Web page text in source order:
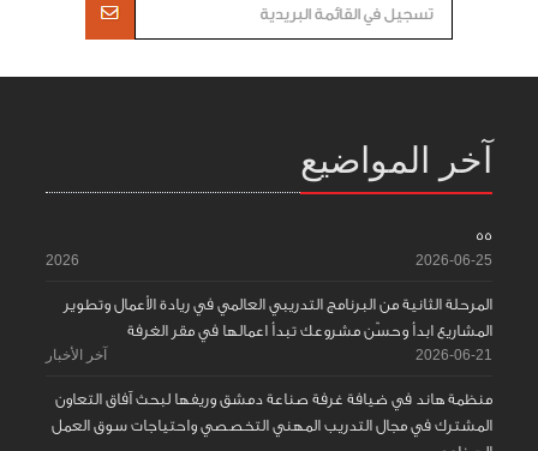
آخر المواضيع
55
2026-06-25
2026
المرحلة الثانية من البرنامج التدريبي العالمي في ريادة الأعمال وتطوير
المشاريع ابدأ وحسّن مشروعك تبدأ اعمالها في مقر الغرفة
2026-06-21 آخر الأخبار
منظمة هاند في ضيافة غرفة صناعة دمشق وريفها لبحث آفاق التعاون
المشترك في مجال التدريب المهني التخصصي واحتياجات سوق العمل